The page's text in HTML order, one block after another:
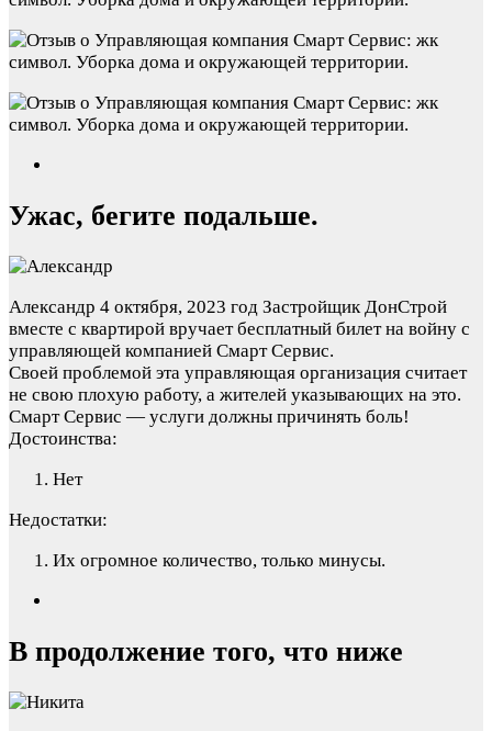
Ужас, бегите подальше.
Александр 4 октября, 2023 год Застройщик ДонСтрой
вместе с квартирой вручает бесплатный билет на войну с
управляющей компанией Смарт Сервис.
Своей проблемой эта управляющая организация считает
не свою плохую работу, а жителей указывающих на это.
Смарт Сервис — услуги должны причинять боль!
Достоинства:
Нет
Недостатки:
Их огромное количество, только минусы.
В продолжение того, что ниже